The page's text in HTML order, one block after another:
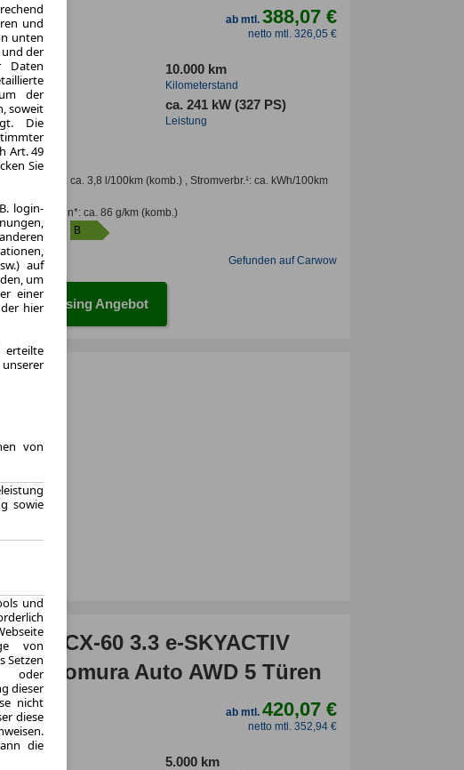
ab mtl.388,07 €
netto mtl. 326,05 €
Monate 10.000 km
Kilometerstand
ca. 241 kW (327 PS)
Leistung
ca. 3,8 l/100km(komb.) , Stromverbr.¹: ca. kWh/100km
2 -Emissionen*: ca. 86 g/km(komb.)
B
Gefunden auf Carwow
Zum Leasing Angebot
CX-60 3.3 e-SKYACTIV
Homura Auto AWD 5 Türen
ab mtl.420,07 €
netto mtl. 352,94 €
5.000 km
und
unten
der
Daten
der
soweit
Die
Art. 49
Sie
login-
auf
um
einer
hier
erteilte
von
sowie
und
von
Setzen
oder
dieser
nicht
diese
die